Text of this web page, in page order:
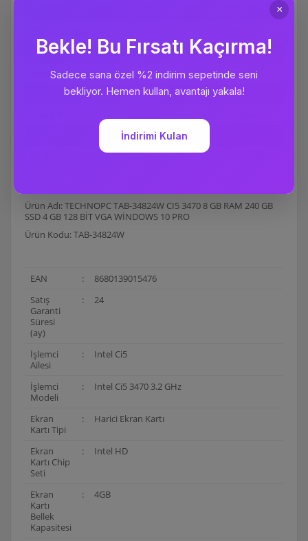
Killer Gb LAN
Web Camera
Yok
Kart Okuyucu
Yok
Yok
Satış Garanti Süresi (ay)
Ürün Adı: TECHNOPC TAB-34824W CI5 3470 8 GB RAM 240 GB
SSD 4 GB 128 BİT VGA WİNDOWS 10 PRO
Ürün Kodu: TAB-34824W
EAN :
8680139015476
Satış
Garanti
Süresi
(ay)
: 24
İşlemci
Ailesi
: Intel Ci5
İşlemci
Modeli
: Intel Ci5 3470 3.2 GHz
Ekran
Kartı Tipi
: Harici Ekran Kartı
Ekran
Kartı Chip
Seti
: Intel HD
Ekran
Kartı
Bellek
Kapasitesi
: 4GB